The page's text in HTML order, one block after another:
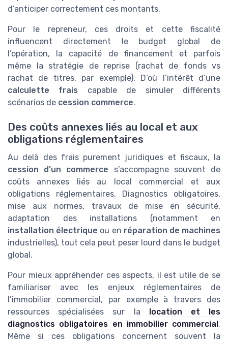
d’anticiper correctement ces montants.
Pour le repreneur, ces droits et cette fiscalité
influencent directement le budget global de
l’opération, la capacité de financement et parfois
même la stratégie de reprise (rachat de fonds vs
rachat de titres, par exemple). D’où l’intérêt d’une
calculette frais capable de simuler différents
scénarios de cession commerce.
Des coûts annexes liés au local et aux
obligations réglementaires
Au delà des frais purement juridiques et fiscaux, la
cession d’un commerce s’accompagne souvent de
coûts annexes liés au local commercial et aux
obligations réglementaires. Diagnostics obligatoires,
mise aux normes, travaux de mise en sécurité,
adaptation des installations (notamment en
installation électrique ou en réparation de machines
industrielles), tout cela peut peser lourd dans le budget
global.
Pour mieux appréhender ces aspects, il est utile de se
familiariser avec les enjeux réglementaires de
l’immobilier commercial, par exemple à travers des
ressources spécialisées sur la location et les
diagnostics obligatoires en immobilier commercial.
Même si ces obligations concernent souvent la